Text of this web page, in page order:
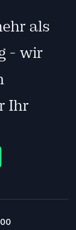
als
- wir
Ihr